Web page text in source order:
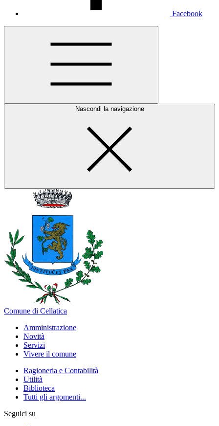
Facebook
Nascondi la navigazione
Comune di Cellatica
Amministrazione
Novità
Servizi
Vivere il comune
Ragioneria e Contabilità
Utilità
Biblioteca
Tutti gli argomenti...
Seguici su